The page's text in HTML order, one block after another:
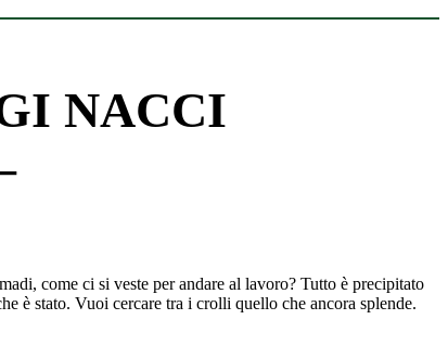
NACCI
come ci si veste per andare al lavoro? Tutto è precipitato
è stato. Vuoi cercare tra i crolli quello che ancora splende.